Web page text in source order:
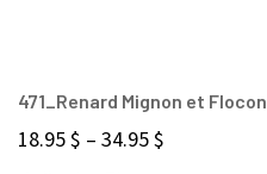
471_Renard Mignon et Flocon
18.95$ – 34.95$